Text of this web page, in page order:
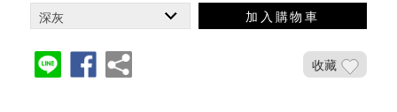
加入購物車
收藏